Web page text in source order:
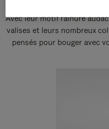
Avec leur motif rainuré
valises et leurs nombreux
pensés pour bouger avec